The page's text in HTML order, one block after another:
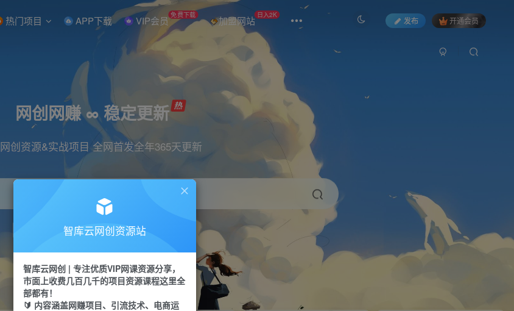
热门项目 APP下载 VIP会员 免费下载 加盟网站 日入2K
发布 开通会员
网创网赚 ∞ 稳定更新
网创资源&实战项目 全网首发全年365天更新
直播 小红书 剪辑
智库云网创资源站
智库云网创 | 专注优质VIP网课资源分享，
市面上收费几百几千的项目资源课程这里全
部都有！
🔰 内容涵盖网赚项目、引流技术、电商运